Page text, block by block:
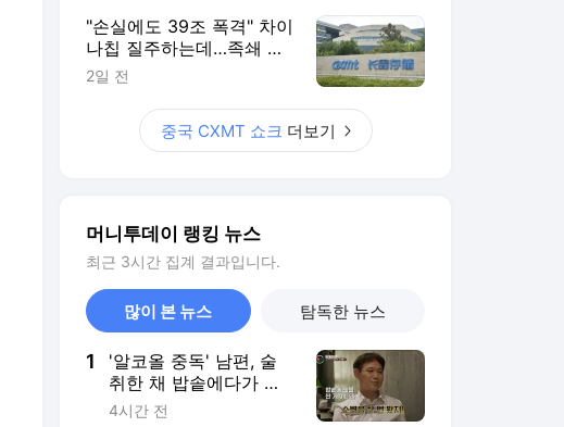
"손실에도 39조 폭격" 차이
나칩 질주하는데…족쇄 찬
'삼전닉스' 탄식
2일 전
중국 CXMT 쇼크 더보기
머니투데이 랭킹 뉴스
최근 3시간 집계 결과입니다.
많이 본 뉴스 탐독한 뉴스
1
'알코올 중독' 남편, 술
취한 채 밥솥에다가 소
변을? "제정신이냐"
4시간 전